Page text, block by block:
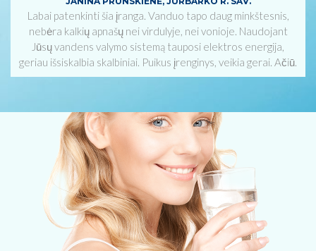
Labai patenkinti šia įranga. Vanduo tapo daug minkštesnis,
nebėra kalkių apnašų nei virdulyje, nei vonioje. Naudojant
Jūsų vandens valymo sistemą tauposi elektros energija,
geriau išsiskalbia skalbiniai. Puikus įrenginys, veikia gerai. Ačiū.